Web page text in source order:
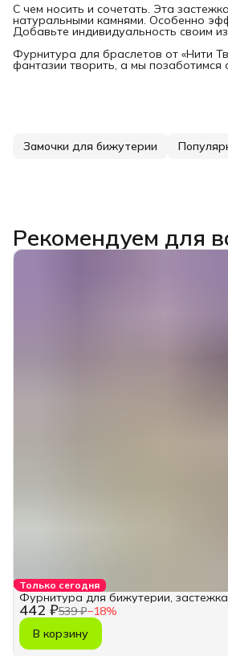
С чем носить и сочетать. Эта
натуральными камнями. Особенно
Добавьте индивидуальность своим
Фурнитура для браслетов от «Нити
фантазии творить, а мы
Замочки для бижутерии
Рекомендуем для
Только сегодня
442 ₽539 ₽−18%
Фурнитура для бижутерии, застежка
В корзину